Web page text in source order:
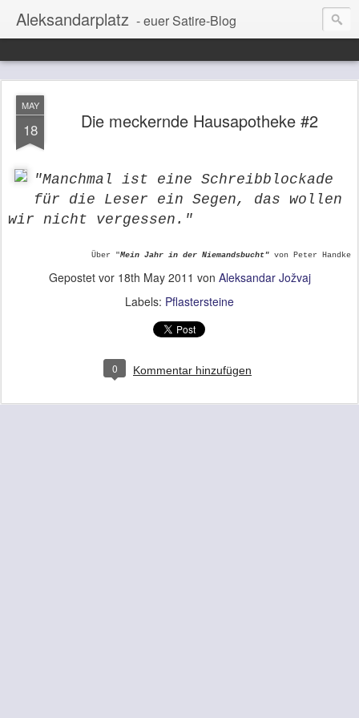
Aleksandarplatz - euer Satire-Blog
MAY
18 Die meckernde Hausapotheke #2
"Manchmal ist eine Schreibblockade
für die Leser ein Segen, das wollen
wir nicht vergessen."
Über "Mein Jahr in der Niemandsbucht" von Peter Handke
Gepostet vor 18th May 2011 von Aleksandar Jožvaj
Labels: Pflastersteine
0 Kommentar hinzufügen